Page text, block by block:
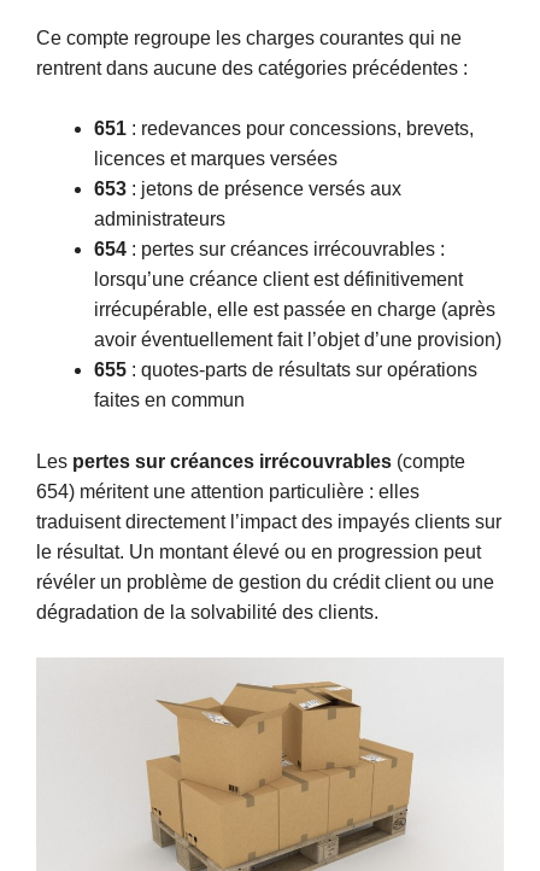
Ce compte regroupe les charges courantes qui ne
rentrent dans aucune des catégories précédentes :
651 : redevances pour concessions, brevets,
licences et marques versées
653 : jetons de présence versés aux
administrateurs
654 : pertes sur créances irrécouvrables :
lorsqu’une créance client est définitivement
irrécupérable, elle est passée en charge (après
avoir éventuellement fait l’objet d’une provision)
655 : quotes-parts de résultats sur opérations
faites en commun
Les pertes sur créances irrécouvrables (compte
654) méritent une attention particulière : elles
traduisent directement l’impact des impayés clients sur
le résultat. Un montant élevé ou en progression peut
révéler un problème de gestion du crédit client ou une
dégradation de la solvabilité des clients.